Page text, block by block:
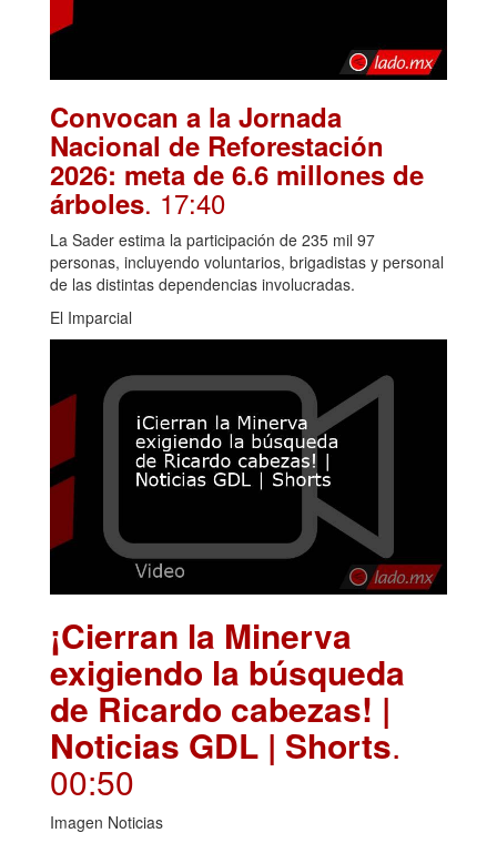
Convocan a la Jornada
Nacional de Reforestación
2026: meta de 6.6 millones de
árboles. 17:40
La Sader estima la participación de 235 mil 97
personas, incluyendo voluntarios, brigadistas y personal
de las distintas dependencias involucradas.
El Imparcial
¡Cierran la Minerva
exigiendo la búsqueda
de Ricardo cabezas! |
Noticias GDL | Shorts.
00:50
Imagen Noticias